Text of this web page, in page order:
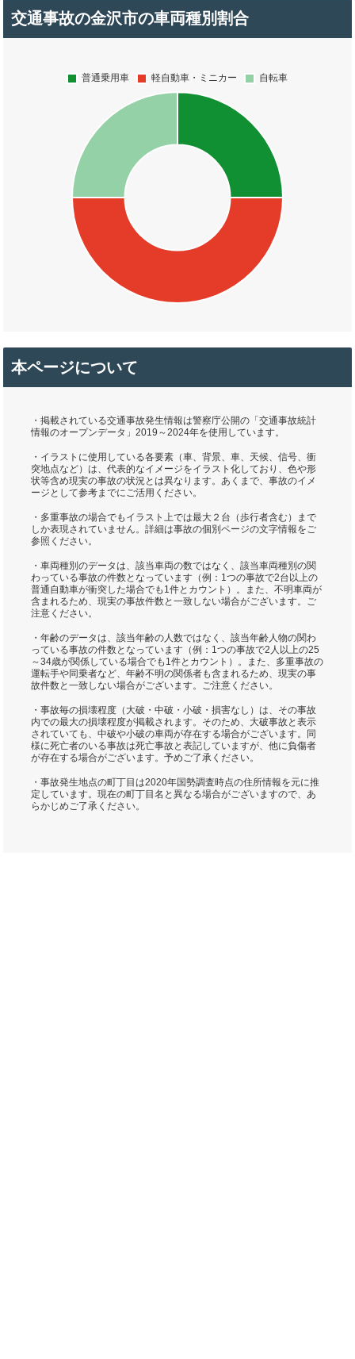
交通事故の金沢市の車両種別割合
本ページについて
・掲載されている交通事故発生情報は警察庁公開の「交通事故統計
情報のオープンデータ」2019～2024年を使用しています。
・イラストに使用している各要素（車、背景、車、天候、信号、衝
突地点など）は、代表的なイメージをイラスト化しており、色や形
状等含め現実の事故の状況とは異なります。あくまで、事故のイメ
ージとして参考までにご活用ください。
・多重事故の場合でもイラスト上では最大２台（歩行者含む）まで
しか表現されていません。詳細は事故の個別ページの文字情報をご
参照ください。
・車両種別のデータは、該当車両の数ではなく、該当車両種別の関
わっている事故の件数となっています（例：1つの事故で2台以上の
普通自動車が衝突した場合でも1件とカウント）。また、不明車両が
含まれるため、現実の事故件数と一致しない場合がございます。ご
注意ください。
・年齢のデータは、該当年齢の人数ではなく、該当年齢人物の関わ
っている事故の件数となっています（例：1つの事故で2人以上の25
～34歳が関係している場合でも1件とカウント）。また、多重事故の
運転手や同乗者など、年齢不明の関係者も含まれるため、現実の事
故件数と一致しない場合がございます。ご注意ください。
・事故毎の損壊程度（大破・中破・小破・損害なし）は、その事故
内での最大の損壊程度が掲載されます。そのため、大破事故と表示
されていても、中破や小破の車両が存在する場合がございます。同
様に死亡者のいる事故は死亡事故と表記していますが、他に負傷者
が存在する場合がございます。予めご了承ください。
・事故発生地点の町丁目は2020年国勢調査時点の住所情報を元に推
定しています。現在の町丁目名と異なる場合がございますので、あ
らかじめご了承ください。